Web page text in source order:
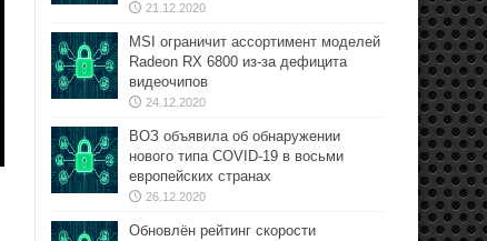
21.12.2020
MSI ограничит ассортимент моделей
Radeon RX 6800 из-за дефицита
видеочипов
24.12.2020
ВОЗ объявила об обнаружении
нового типа COVID-19 в восьми
европейских странах
26.12.2020
Обновлён рейтинг скорости